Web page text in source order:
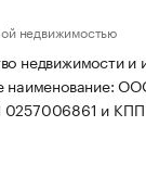
недвижимостью
недвижимости
наименование:
0257006861 и